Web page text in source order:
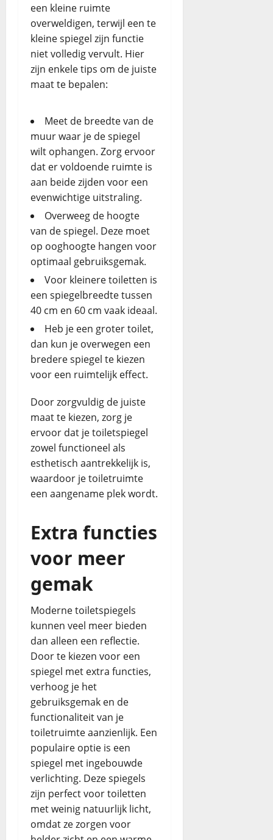
een kleine ruimte
overweldigen, terwijl een te
kleine spiegel zijn functie
niet volledig vervult. Hier
zijn enkele tips om de juiste
maat te bepalen:
Meet de breedte van de
muur waar je de spiegel
wilt ophangen. Zorg ervoor
dat er voldoende ruimte is
aan beide zijden voor een
evenwichtige uitstraling.
Overweeg de hoogte
van de spiegel. Deze moet
op ooghoogte hangen voor
optimaal gebruiksgemak.
Voor kleinere toiletten is
een spiegelbreedte tussen
40 cm en 60 cm vaak ideaal.
Heb je een groter toilet,
dan kun je overwegen een
bredere spiegel te kiezen
voor een ruimtelijk effect.
Door zorgvuldig de juiste
maat te kiezen, zorg je
ervoor dat je toiletspiegel
zowel functioneel als
esthetisch aantrekkelijk is,
waardoor je toiletruimte
een aangename plek wordt.
Extra functies
voor meer
gemak
Moderne toiletspiegels
kunnen veel meer bieden
dan alleen een reflectie.
Door te kiezen voor een
spiegel met extra functies,
verhoog je het
gebruiksgemak en de
functionaliteit van je
toiletruimte aanzienlijk. Een
populaire optie is een
spiegel met ingebouwde
verlichting. Deze spiegels
zijn perfect voor toiletten
met weinig natuurlijk licht,
omdat ze zorgen voor